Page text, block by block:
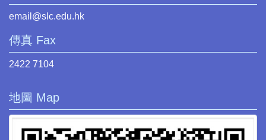
email@slc.edu.hk
傳真 Fax
2422 7104
地圖 Map